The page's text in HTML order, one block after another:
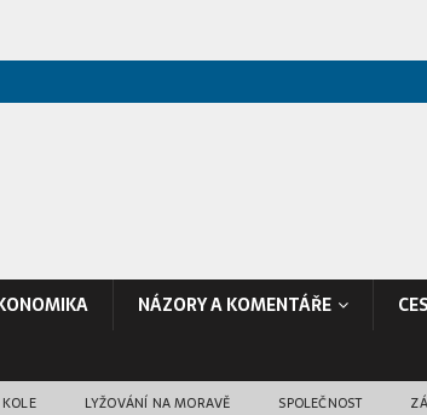
NÁZORY A KOMENTÁŘE
LYŽOVÁNÍ NA MORAVĚ SPOLEČNOST